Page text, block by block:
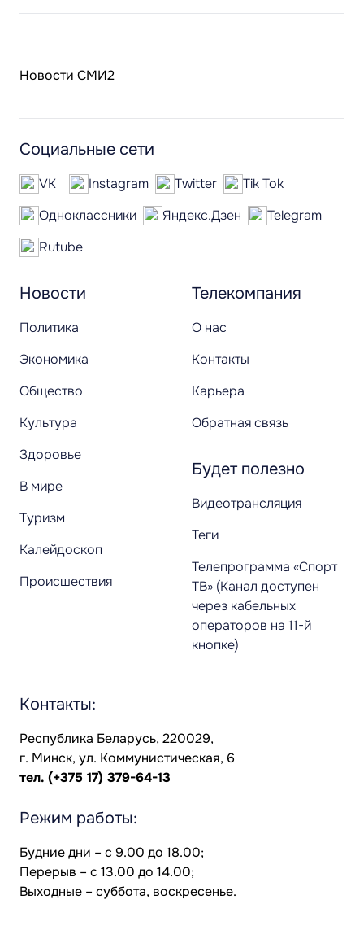
Новости СМИ2
Новости
Политика
Экономика
Общество
Культура
Здоровье
В мире
Туризм
Калейдоскоп
Происшествия
Телекомпания
О нас
Контакты
Карьера
Обратная связь
Будет полезно
Видеотрансляция
Теги
Телепрограмма «Спорт
ТВ» (Канал доступен
через кабельных
операторов на 11-й
кнопке)
Социальные сети
VK Instagram Twitter
Tik Tok
Одноклассники
Яндекс.Дзен
Telegram
Rutube
Контакты:
Республика Беларусь, 220029,
г. Минск, ул. Коммунистическая, 6
тел. (+375 17) 379-64-13
Режим работы:
Будние дни – с 9.00 до 18.00;
Перерыв – с 13.00 до 14.00;
Выходные – суббота, воскресенье.